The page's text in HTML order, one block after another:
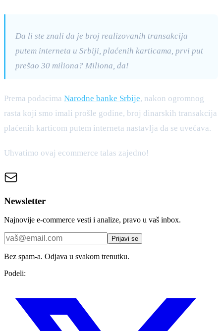
Da li ste znali da je broj realizovanih transakcija
putem interneta u Srbiji, plaćenih karticama, prvi put
prešao 30 miliona? Miliona, da!
Prema podacima Narodne banke Srbije, nakon ogromnog
rasta koji smo imali prošle godine, broj dinarskih transakcija
plaćenih karticom putem interneta nastavlja da se uvećava.
Uhvatimo ovaj ecommerce talas zajedno!
Newsletter
Najnovije e-commerce vesti i analize, pravo u vaš inbox.
Prijavi se
Bez spam-a. Odjava u svakom trenutku.
Podeli: